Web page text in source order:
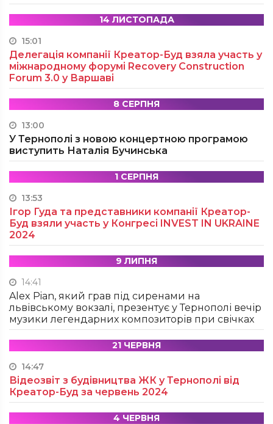
14 ЛИСТОПАДА
15:01
Делегація компанії Креатор-Буд взяла участь у
міжнародному форумі Recovery Construction
Forum 3.0 у Варшаві
8 СЕРПНЯ
13:00
У Тернополі з новою концертною програмою
виступить Наталія Бучинська
1 СЕРПНЯ
13:53
Ігор Гуда та представники компанії Креатор-
Буд взяли участь у Конгресі INVEST IN UKRAINE
2024
9 ЛИПНЯ
14:41
Alex Pian, який грав під сиренами на
львівському вокзалі, презентує у Тернополі вечір
музики легендарних композиторів при свічках
21 ЧЕРВНЯ
14:47
Відеозвіт з будівництва ЖК у Тернополі від
Креатор-Буд за червень 2024
4 ЧЕРВНЯ